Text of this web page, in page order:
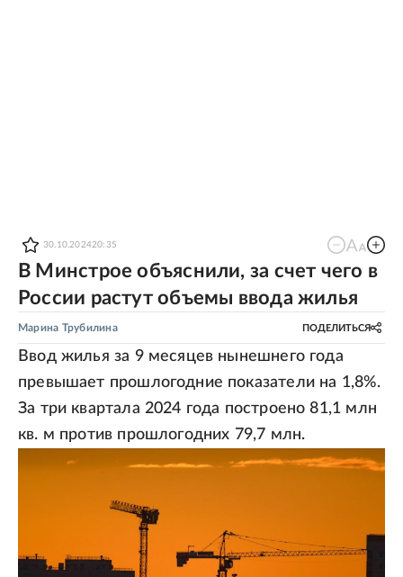
30.10.202420:35
В Минстрое объяснили, за счет чего в
России растут объемы ввода жилья
Марина Трубилина ПОДЕЛИТЬСЯ
Ввод жилья за 9 месяцев нынешнего года
превышает прошлогодние показатели на 1,8%.
За три квартала 2024 года построено 81,1 млн
кв. м против прошлогодних 79,7 млн.